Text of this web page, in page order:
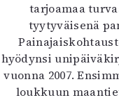
tarjoamaa
tyytyväisenä
hyödynsi
vuonna 2007.
loukkuun